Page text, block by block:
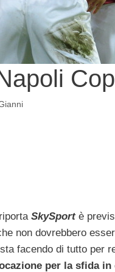
SkySport è
non dovrebbero
facendo di tutto per
per la sfida